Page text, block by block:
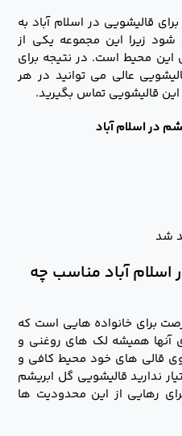
قالیشویی در اسلام آباد به
زیرا این مجموعه یکی از
این محیط است. در نتیجه برای
عالی می توانید در هر
این قالیشویی تماس بگیرید.
در اسلام آباد
شد
آباد مناسب چه
برای خانواده هایی است که
آنها همیشه لک های روغنی و
قالی های خود محیط کافی و
ندارید قالیشویی گل ابریشم
رهایی از این محدودیت ها